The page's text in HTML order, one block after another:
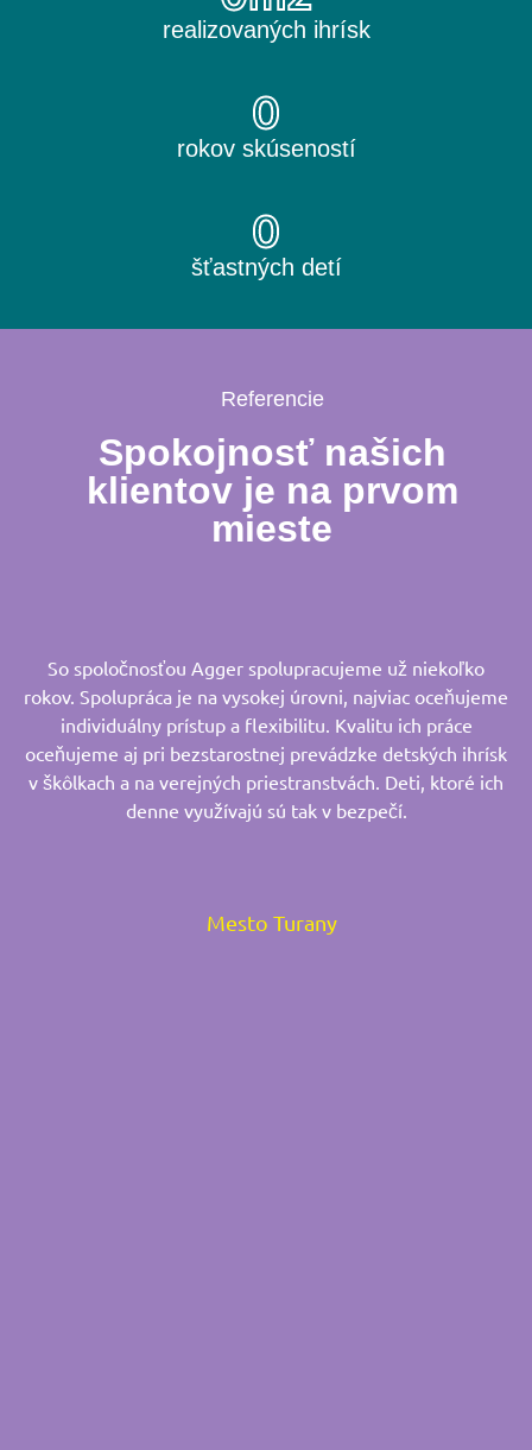
realizovaných ihrísk
rokov skúseností
0
šťastných detí
0
Referencie
Spokojnosť našich
klientov je na prvom
mieste
So spoločnosťou Agger spolupracujeme už niekoľko
rokov. Spolupráca je na vysokej úrovni, najviac oceňujeme
individuálny prístup a flexibilitu. Kvalitu ich práce
oceňujeme aj pri bezstarostnej prevádzke detských ihrísk
v škôlkach a na verejných priestranstvách. Deti, ktoré ich
denne využívajú sú tak v bezpečí.
Mesto Turany